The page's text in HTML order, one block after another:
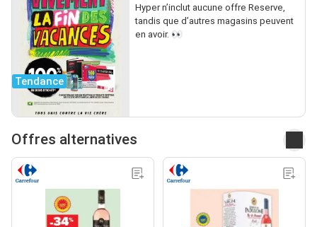
Tendance
Hyper n’inclut aucune offre Reserve,
tandis que d’autres magasins peuvent
en avoir. 👀
Offres alternatives